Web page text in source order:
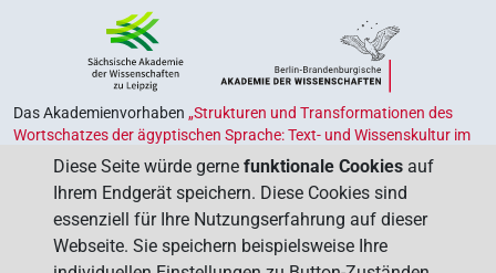
Das Akademienvorhaben „Strukturen und Transformationen des
Wortschatzes der ägyptischen Sprache: Text- und Wissenskultur im
Alten Ägypten‟
ist Teil des von Bund und Ländern geförderten
, das der Erhaltung, Sicherung und
Vergegenwärtigung unseres kulturellen Erbes dient. Koordiniert wird
das Programm von derUnion der Deutschen Akademien der
Wissenschaften.
Diese Seite würde gerne funktionale Cookies auf
Ihrem Endgerät speichern. Diese Cookies sind
essenziell für Ihre Nutzungserfahrung auf dieser
Webseite. Sie speichern beispielsweise Ihre